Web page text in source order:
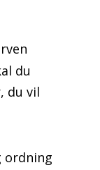
du
du vil